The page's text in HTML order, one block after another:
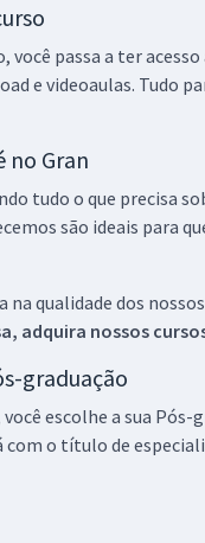
você passa a ter
e videoaulas. Tudo
no Gran
tudo o que precisa
são ideais para
qualidade dos
adquira nossos
graduação
escolhe a sua
com o título de